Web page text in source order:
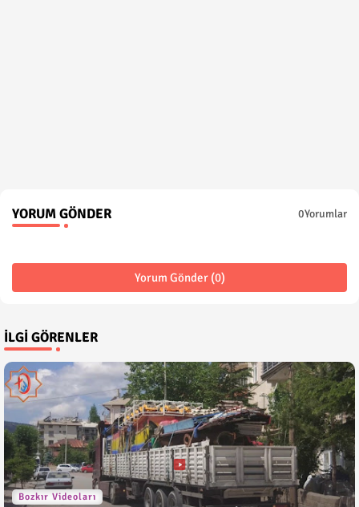
YORUM GÖNDER 0Yorumlar
Yorum Gönder (0)
İLGI GÖRENLER
Bozkır Videoları